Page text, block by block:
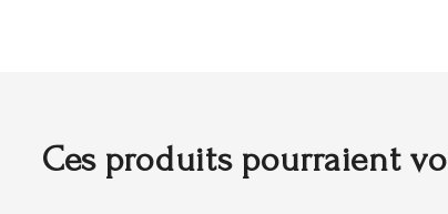
Ces produits pourraient